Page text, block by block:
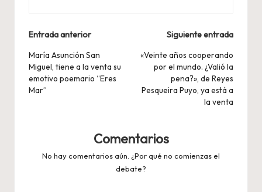
Navegación
de
entradas
Entrada anterior
María Asunción San
Miguel, tiene a la venta su
emotivo poemario “Eres
Mar”
Siguiente entrada
«Veinte años cooperando
por el mundo. ¿Valió la
pena?», de Reyes
Pesqueira Puyo, ya está a
la venta
Comentarios
No hay comentarios aún. ¿Por qué no comienzas el
debate?